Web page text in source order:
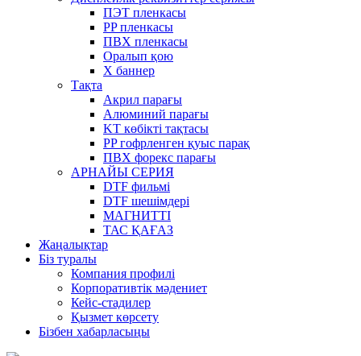
ПЭТ пленкасы
PP пленкасы
ПВХ пленкасы
Оралып қою
X баннер
Тақта
Акрил парағы
Алюминий парағы
KT көбікті тақтасы
PP гофрленген қуыс парақ
ПВХ форекс парағы
АРНАЙЫ СЕРИЯ
DTF фильмі
DTF шешімдері
МАГНИТТІ
ТАС ҚАҒАЗ
Жаңалықтар
Біз туралы
Компания профилі
Корпоративтік мәдениет
Кейс-стадилер
Қызмет көрсету
Бізбен хабарласыңы